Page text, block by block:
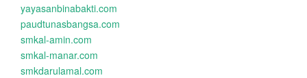
yayasanbinabakti.com
paudtunasbangsa.com
smkal-amin.com
smkal-manar.com
smkdarulamal.com